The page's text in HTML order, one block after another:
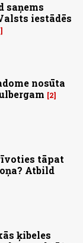
saņems
iestādēs
nosūta
2
tāpat
Atbild
ķibeles